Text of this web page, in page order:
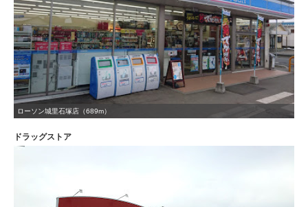
ローソン城里石塚店（689m）
ドラッグストア